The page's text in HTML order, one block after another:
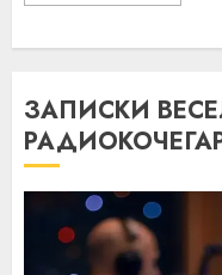
ЗАПИСКИ